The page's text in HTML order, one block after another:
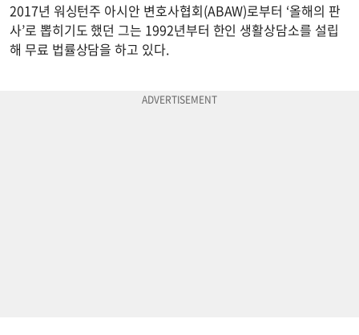
2017년 워싱턴주 아시안 변호사협회(ABAW)로부터 ‘올해의 판
사’로 뽑히기도 했던 그는 1992년부터 한인 생활상담소를 설립
해 무료 법률상담을 하고 있다.